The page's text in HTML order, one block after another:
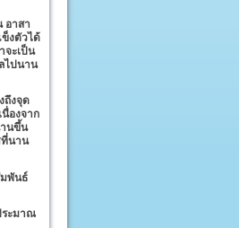
อาสา
ข็งตัวได้
จะเป็น
ไปนาน
ถึงจุด
องจาก
านขึ้น
ที่นาน
มพันธ์
ระมาณ